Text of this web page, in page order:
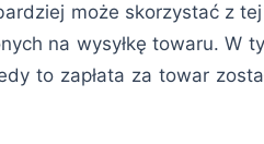
może skorzystać z
na wysyłkę towaru. W
to zapłata za towar